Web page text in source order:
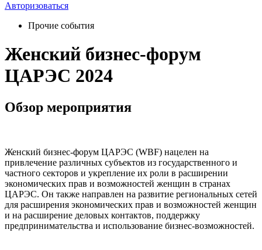
Авторизоваться
Прочие события
Женский бизнес-форум
ЦАРЭС 2024​
Обзор мероприятия
Женский бизнес-форум ЦАРЭС (WBF) нацелен на
привлечение различных субъектов из государственного и
частного секторов и укрепление их роли в расширении
экономических прав и возможностей женщин в странах
ЦАРЭС. Он также направлен на развитие региональных сетей
для расширения экономических прав и возможностей женщин
и на расширение деловых контактов, поддержку
предпринимательства и использование бизнес-возможностей.